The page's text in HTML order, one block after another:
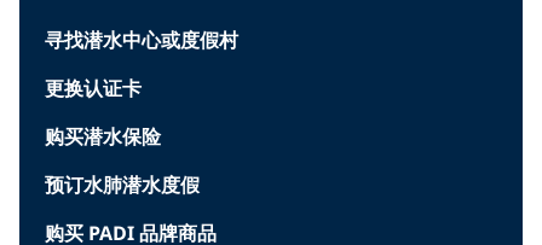
寻找潜水中心或度假村
更换认证卡
购买潜水保险
预订水肺潜水度假
购买 PADI 品牌商品